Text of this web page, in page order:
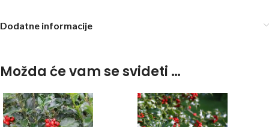
Dodatne informacije
Možda će vam se svideti …